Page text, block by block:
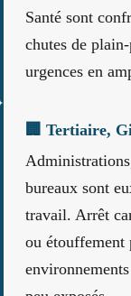
Santé sont
chutes de
urgences en
🏢 Tertiaire,
bureaux sont
travail. Arrêt
ou étouffement